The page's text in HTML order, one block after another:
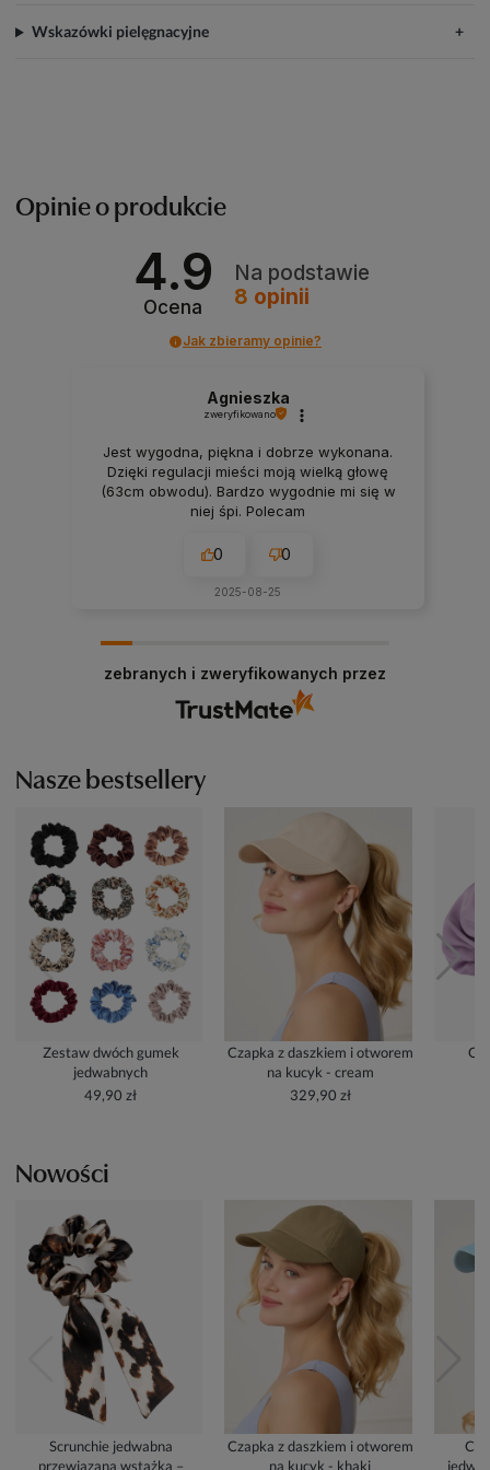
Wskazówki pielęgnacyjne
Opinie o produkcie
4.9
Ocena
Na podstawie
8 opinii
Jak zbieramy opinie?
Agnieszka
zweryfikowano
Jest wygodna, piękna i dobrze wykonana.
Dzięki regulacji mieści moją wielką głowę
(63cm obwodu). Bardzo wygodnie mi się w
niej śpi. Polecam
0 0
2025-08-25
zebranych i zweryfikowanych przez
Nasze bestsellery
Zestaw dwóch gumek
jedwabnych
49,90 zł
Czapka z daszkiem i otworem
na kucyk - cream
329,90 zł
Nowości
Scrunchie jedwabna
przewiązana wstążką –
Czapka z daszkiem i otworem
na kucyk - khaki